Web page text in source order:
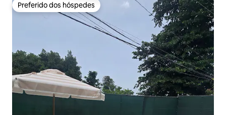
Preferido dos hóspedes
Preferido dos hóspedes